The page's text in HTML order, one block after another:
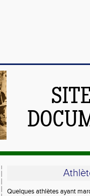
Quelques athlètes ayant